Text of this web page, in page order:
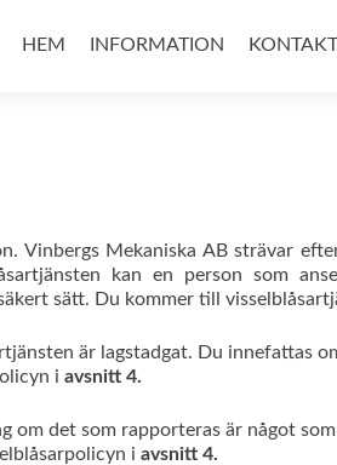
till
HEM INFORMATION KONTAKT
Vinbergs Mekaniska AB strävar
kan en person som
sätt. Du kommer till
är lagstadgat. Du innefattas
i avsnitt 4.
det som rapporteras är något
i avsnitt 4.